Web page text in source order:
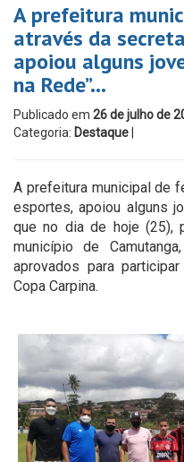
A prefeitura
através da
apoiou alguns
na Rede”…
Publicado em 26 de julho de
Categoria: Destaque
A prefeitura municipal de
esportes, apoiou alguns
que no dia de hoje (25),
município de
aprovados para
Copa Carpina.